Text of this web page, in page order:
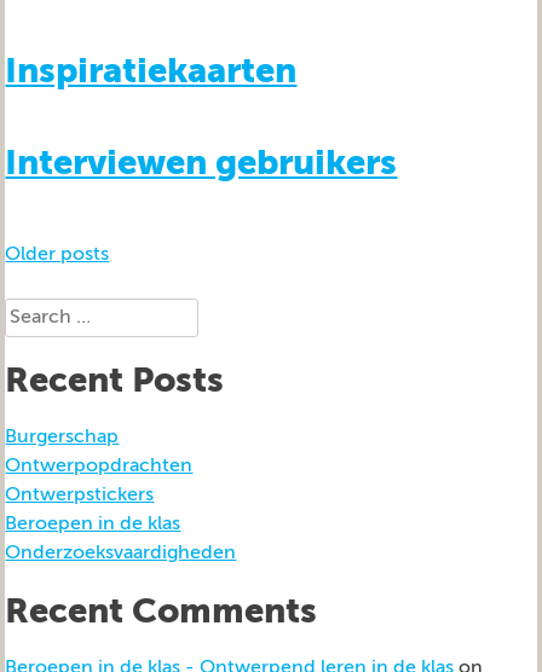
Inspiratiekaarten
Interviewen gebruikers
Posts
Older posts
Search
for:
Recent Posts
Burgerschap
Ontwerpopdrachten
Ontwerpstickers
Beroepen in de klas
Onderzoeksvaardigheden
Recent Comments